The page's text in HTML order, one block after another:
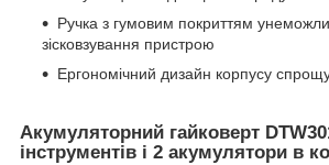
Ручка з гумовим покриттям
зісковзування пристрою
Ергономічний дизайн корпусу
Акумуляторний гайковерт
інструментів і 2 акумулятори в